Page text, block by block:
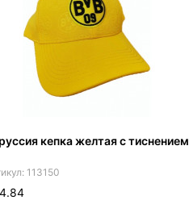
кепка желтая с тиснением
113150
4.84